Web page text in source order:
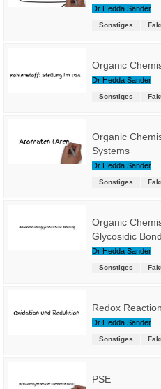
Dr Hedda Sander
Sonstiges
Organic
Dr Hedda Sander
Sonstiges
Organic
Systems
Dr Hedda Sander
Sonstiges
Organic
Glycosidic
Dr Hedda Sander
Sonstiges
Redox Reaction
Dr Hedda Sander
Sonstiges
PSE